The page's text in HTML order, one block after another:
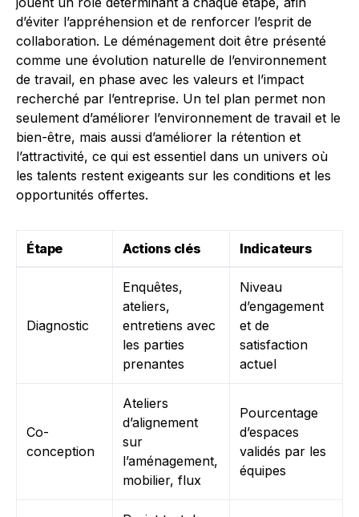
d’éviter l’appréhension et de renforcer l’esprit de
collaboration. Le déménagement doit être présenté
comme une évolution naturelle de l’environnement
de travail, en phase avec les valeurs et l’impact
recherché par l’entreprise. Un tel plan permet non
seulement d’améliorer l’environnement de travail et le
bien-être, mais aussi d’améliorer la rétention et
l’attractivité, ce qui est essentiel dans un univers où
les talents restent exigeants sur les conditions et les
opportunités offertes.
Étape Actions clés Indicateurs
Diagnostic
Enquêtes,
ateliers,
entretiens avec
les parties
prenantes
Niveau
d’engagement
et de
satisfaction
actuel
Co-
conception
Ateliers
d’alignement
sur
l’aménagement,
mobilier, flux
Pourcentage
d’espaces
validés par les
équipes